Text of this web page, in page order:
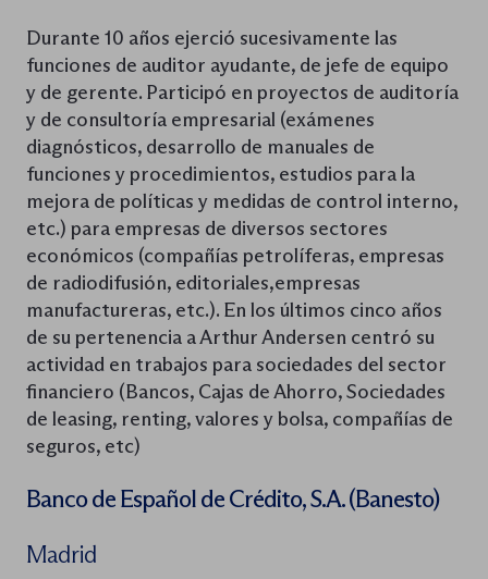
Durante 10 años ejerció sucesivamente las
funciones de auditor ayudante, de jefe de equipo
y de gerente. Participó en proyectos de auditoría
y de consultoría empresarial (exámenes
diagnósticos, desarrollo de manuales de
funciones y procedimientos, estudios para la
mejora de políticas y medidas de control interno,
etc.) para empresas de diversos sectores
económicos (compañías petrolíferas, empresas
de radiodifusión, editoriales,empresas
manufactureras, etc.). En los últimos cinco años
de su pertenencia a Arthur Andersen centró su
actividad en trabajos para sociedades del sector
financiero (Bancos, Cajas de Ahorro, Sociedades
de leasing, renting, valores y bolsa, compañías de
seguros, etc)
Banco de Español de Crédito, S.A. (Banesto)
Madrid